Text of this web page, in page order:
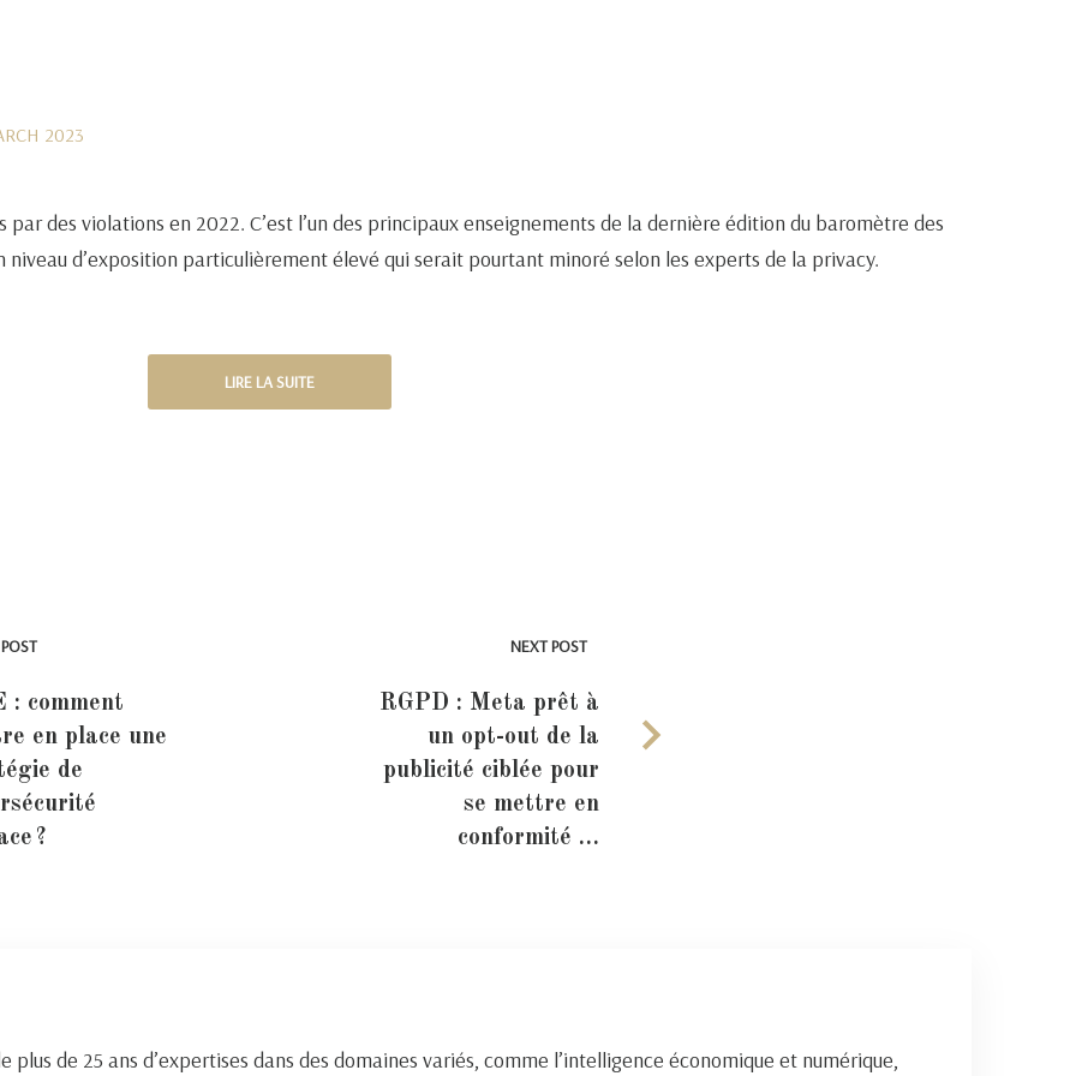
2023
des violations en 2022. C’est l’un des principaux enseignements de la dernière édition du baromètre des
d’exposition particulièrement élevé qui serait pourtant minoré selon les experts de la privacy.
LIRE LA SUITE
: comment
en place une
de
?
NEXT POST
RGPD : Meta prêt à
un opt-out de la
publicité ciblée pour
se mettre en
conformité …
plus de 25 ans d’expertises dans des domaines variés, comme l’intelligence économique et numérique,